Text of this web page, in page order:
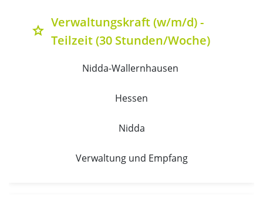
grade
Verwaltungskraft (w/m/d) -
Teilzeit (30 Stunden/Woche)
Nidda-Wallernhausen
Hessen
Nidda
Verwaltung und Empfang